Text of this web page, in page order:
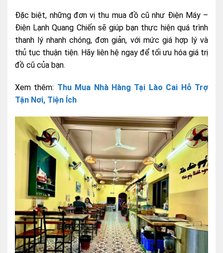
Đặc biệt, những đơn vị thu mua đồ cũ như Điện Máy –
Điện Lạnh Quang Chiến sẽ giúp bạn thực hiện quá trình
thanh lý nhanh chóng, đơn giản, với mức giá hợp lý và
thủ tục thuận tiện. Hãy liên hệ ngay để tối ưu hóa giá trị
đồ cũ của bạn.
Xem thêm: Thu Mua Nhà Hàng Tại Lào Cai Hỗ Trợ
Tận Nơi, Tiện Ích